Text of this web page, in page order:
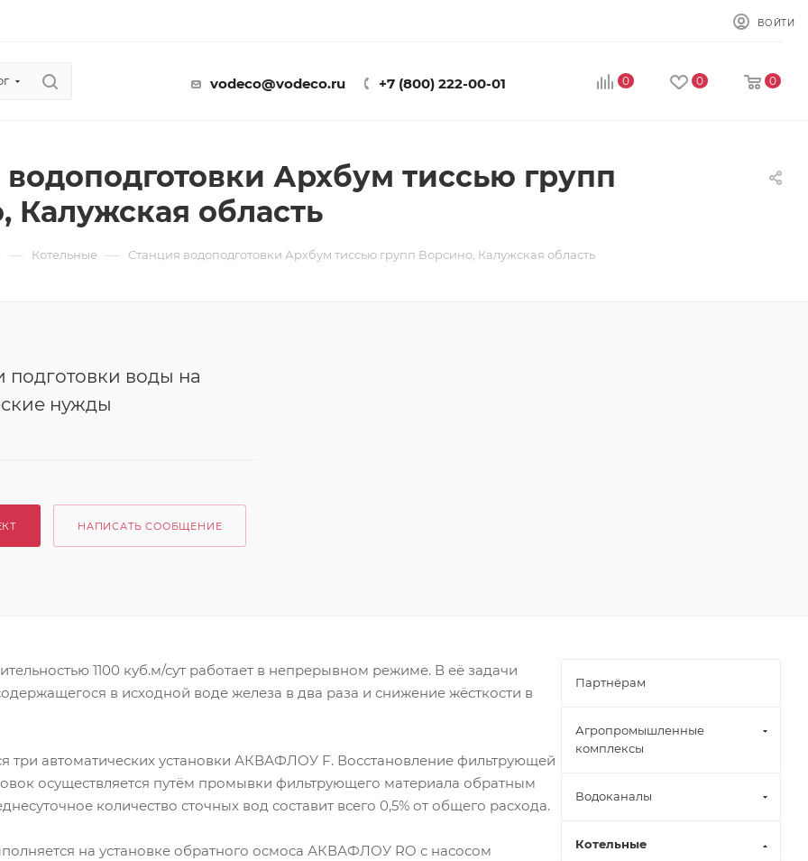
ВОЙТИ
vodeco@vodeco.ru +7 (800) 222-00-01 0 0 0
Архбум тиссью групп
Калужская область
— Котельные — Станция водоподготовки Архбум тиссью групп Ворсино, Калужская область
подготовки воды на
нужды
НАПИСАТЬ СООБЩЕНИЕ
1100 куб.м/сут работает в непрерывном режиме. В её задачи
в исходной воде железа в два раза и снижение жёсткости в
три автоматических установки АКВАФЛОУ F. Восстановление фильтрующей
осуществляется путём промывки фильтрующего материала обратным
количество сточных вод составит всего 0,5% от общего расхода.
на установке обратного осмоса АКВАФЛОУ RO с насосом
Партнёрам
Агропромышленные
комплексы
Водоканалы
Котельные